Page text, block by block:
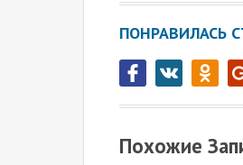
ПОНРАВИЛАСЬ
Похожие